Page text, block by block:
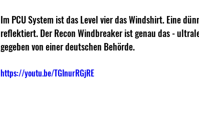
Im PCU System ist das Level vier das Windshirt. Eine
reflektiert. Der Recon Windbreaker ist genau das -
gegeben von einer deutschen Behörde.
https://youtu.be/TGInurRGjRE